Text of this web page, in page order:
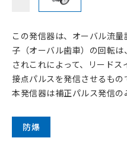
この発信器は、オーバル流
子（オーバル歯車）の回転
されこれによって、リード
接点パルスを発信させるもの
本発信器は補正パルス発信の
防爆